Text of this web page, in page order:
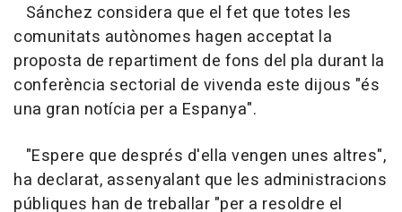
Sánchez considera que el fet que totes les
comunitats autònomes hagen acceptat la
proposta de repartiment de fons del pla durant la
conferència sectorial de vivenda este dijous "és
una gran notícia per a Espanya".
"Espere que després d'ella vengen unes altres",
ha declarat, assenyalant que les administracions
públiques han de treballar "per a resoldre el